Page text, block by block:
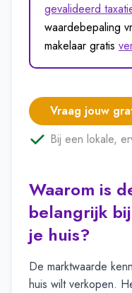
gevalideerd
waardebepaling
makelaar gratis
Vraag jouw
Bij een lokale,
Waarom is
belangrijk
je huis?
De marktwaarde
huis wilt verkopen.